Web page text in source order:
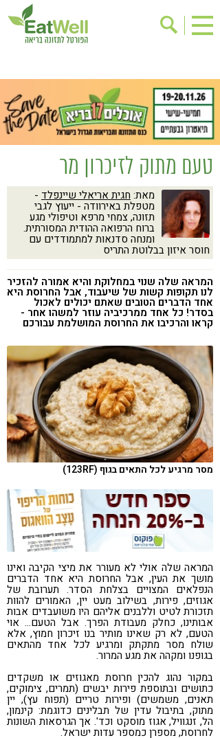
בישול בריא
אינדקס עסקים
ריפוי ומניעת מחלות
בריאות האישה
תוספי תזונה
מתכוני בריאות
אירועים
שינוי תזונתי
גישות בתזונה
דיאטה
ניקוי רעלים
מזונות על
ילדים
תזונה וספורט
הפרעות קשב & ריכוז
אכילה רגשית
רגישות לגלוטן
טעים להכיר
קורונה
טבעונות
טעם מתוק לזיכרון מר
מאת: חגית אריאלי שיינפלד -
מטפלת באירוודה - ייעוץ לגבי
תזונה, צמחי מרפא וטיפולי מגע
ברוח הרפואה ההודית המסורתית.
ומנחה סדנאות למתמודדים עם
חוסר איזון בבלוטת התריס
המראה שלה שנוי במחלוקת והיא אמורה להזכיר
לנו תקופות קשות של שיעבוד, אבל החרוסת היא
אחד הדברים הטובים שאתם יכולים לאכול
בסדר! כל אחד ממרכיביה עוזר למשהו אחר -
קראו והרכיבו את החרוסת המושלמת עבורכם
מסר מרגיע לכל התאים בגוף (123RF)
המראה שלה אולי לא מעורר את מיצי הקיבה ואינו
מושך את העין, אבל החרוסת היא אחד הדברים
הנפלאים המצויים בצלחת הסדר. תערובת של
אגוזים, פירות, בשילוב מעט יין, האמורים להוות
תזכורת לטיט וללבנים אליהם היו משועבדים אבות
אבותינו, כחלק מעבודת הפרך. אבל הטעם… אוי
הטעם, לא רק שאינו מותיר בנו זיכרון חמוץ, אלא
שולח מסר מתקתק ומרגיע לכל אחד מהתאים
בגופנו ומקהה את מגע המרור.
במקור נהוג להכין חרוסת מאגוזים או משקדים
כתושים ובתוספת פירות יבשים (תמרים, צימוקים,
תאנים, משמשים) ופירות טריים (תפוח עץ), יין
מתוק, בתיבול עדין של תבלינים כדוגמת: קינמון,
הל, זנגוויל, אגוז מוסקט וכד'. אך הגרסאות השונות
לחרוסת, מספרן כמספר עדות ישראל.